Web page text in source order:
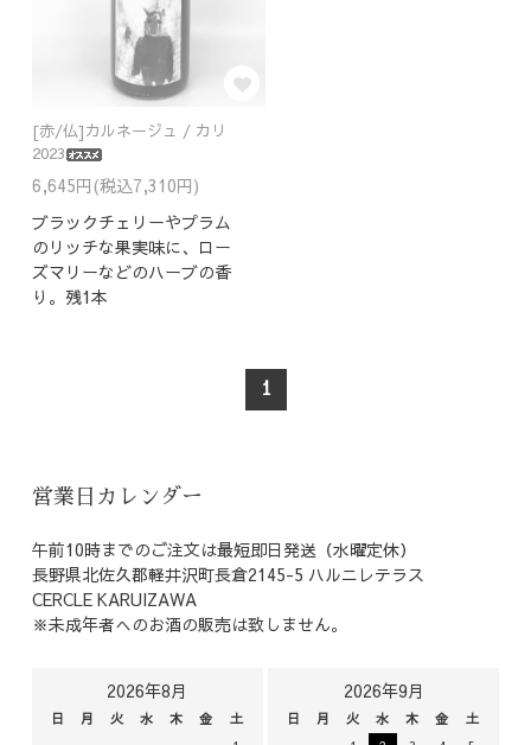
[赤/仏]カルネージュ / カリ
2023
6,645円(税込7,310円)
ブラックチェリーやプラム
のリッチな果実味に、ロー
ズマリーなどのハーブの香
り。残1本
1
営業日カレンダー
午前10時までのご注文は最短即日発送（水曜定休）
長野県北佐久郡軽井沢町長倉2145-5 ハルニレテラス
CERCLE KARUIZAWA
※未成年者へのお酒の販売は致しません。
2026年8月
日 月 火 水 木 金
土
2026年9月
日 月 火 水 木 金
土